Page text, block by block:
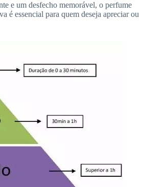
e um desfecho memorável, o perfume
é essencial para quem deseja apreciar ou